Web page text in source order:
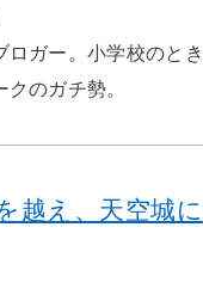
ロガー。小学校のと
のガチ勢。
越え、天空城